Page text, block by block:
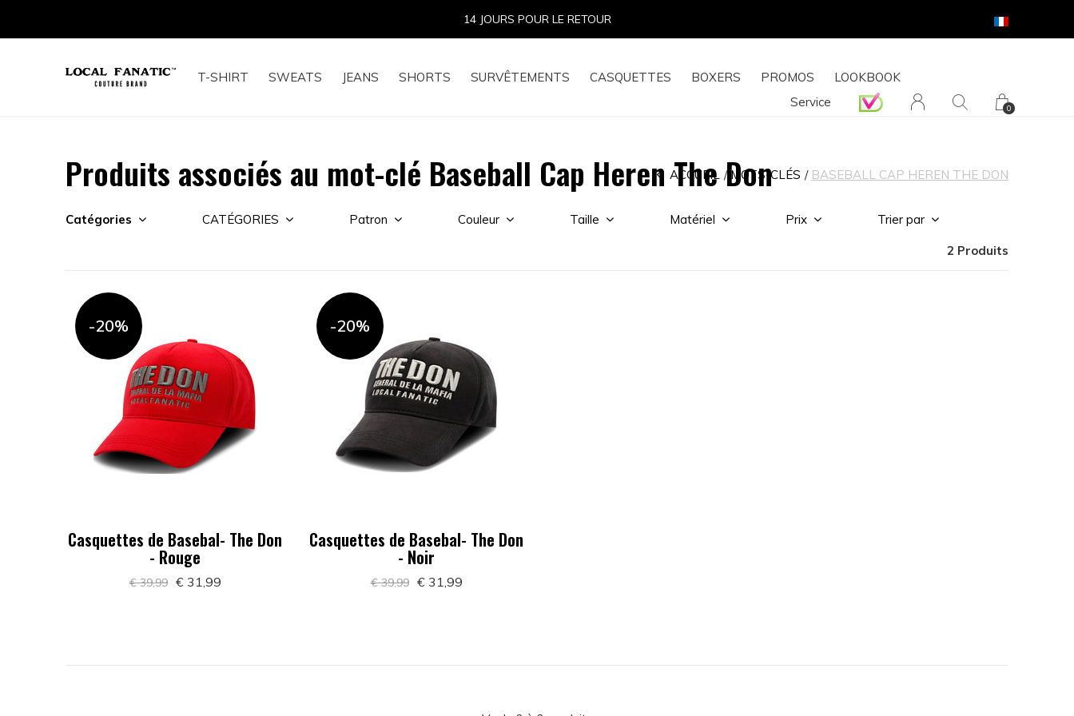
T-SHIRT SWEATS JEANS SHORTS SURVÊTEMENTS CASQUETTES BOXERS PROMOS
LOOKBOOK
Service
0
14 JOURS POUR LE RETOUR
Produits associés au mot-clé Baseball Cap Heren The Don
ACCUEIL MOTS-CLÉS BASEBALL CAP HEREN THE DON
Catégories CATÉGORIES Patron Couleur Taille Matériel Prix Trier par
2 Produits
-20%
Casquettes de Basebal- The Don
- Rouge
€ 39,99 € 31,99
-20%
Casquettes de Basebal- The Don
- Noir
€ 39,99 € 31,99